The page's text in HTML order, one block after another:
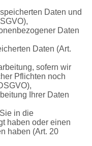
Daten und
Daten
Daten (Art.
sofern wir
Pflichten noch
Ihrer Daten
in die
haben oder einen
haben (Art. 20